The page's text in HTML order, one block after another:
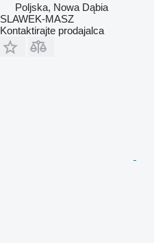
Poljska, Nowa Dąbia
SLAWEK-MASZ
Kontaktirajte prodajalca